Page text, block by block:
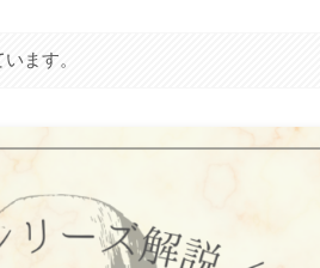
ます。